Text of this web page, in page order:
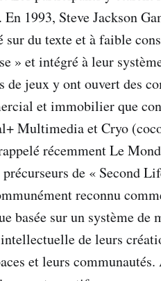
1993, Steve Jackson
du texte et à faible
» et intégré à leur
de jeux y ont ouvert des
et immobilier que
Multimedia et Cryo
récemment Le
de « Second
reconnu
basée sur un système de
de leurs
et leurs